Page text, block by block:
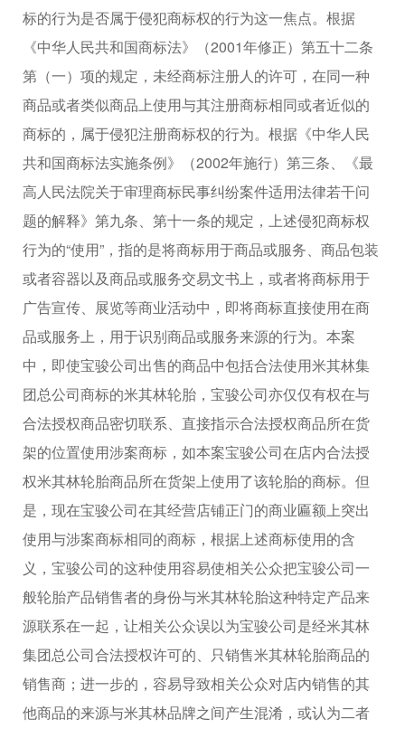
标的行为是否属于侵犯商标权的行为这一焦点。根据
《中华人民共和国商标法》（2001年修正）第五十二条
第（一）项的规定，未经商标注册人的许可，在同一种
商品或者类似商品上使用与其注册商标相同或者近似的
商标的，属于侵犯注册商标权的行为。根据《中华人民
共和国商标法实施条例》（2002年施行）第三条、《最
高人民法院关于审理商标民事纠纷案件适用法律若干问
题的解释》第九条、第十一条的规定，上述侵犯商标权
行为的“使用”，指的是将商标用于商品或服务、商品包装
或者容器以及商品或服务交易文书上，或者将商标用于
广告宣传、展览等商业活动中，即将商标直接使用在商
品或服务上，用于识别商品或服务来源的行为。本案
中，即使宝骏公司出售的商品中包括合法使用米其林集
团总公司商标的米其林轮胎，宝骏公司亦仅仅有权在与
合法授权商品密切联系、直接指示合法授权商品所在货
架的位置使用涉案商标，如本案宝骏公司在店内合法授
权米其林轮胎商品所在货架上使用了该轮胎的商标。但
是，现在宝骏公司在其经营店铺正门的商业匾额上突出
使用与涉案商标相同的商标，根据上述商标使用的含
义，宝骏公司的这种使用容易使相关公众把宝骏公司一
般轮胎产品销售者的身份与米其林轮胎这种特定产品来
源联系在一起，让相关公众误以为宝骏公司是经米其林
集团总公司合法授权许可的、只销售米其林轮胎商品的
销售商；进一步的，容易导致相关公众对店内销售的其
他商品的来源与米其林品牌之间产生混淆，或认为二者